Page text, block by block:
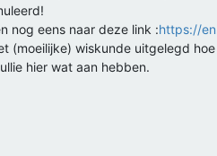
nog eens naar deze link :https://
(moeilijke) wiskunde uitgelegd
hier wat aan hebben.